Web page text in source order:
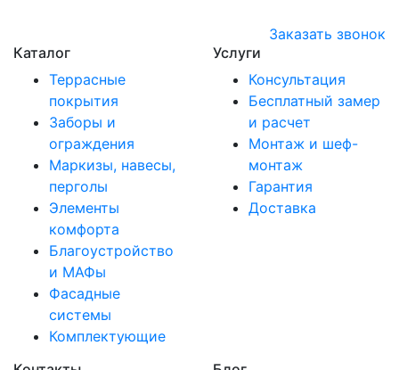
Заказать звонок
Каталог
Террасные
покрытия
Заборы и
ограждения
Маркизы, навесы,
перголы
Элементы
комфорта
Благоустройство
и МАФы
Фасадные
системы
Комплектующие
Услуги
Консультация
Бесплатный замер
и расчет
Монтаж и шеф-
монтаж
Гарантия
Доставка